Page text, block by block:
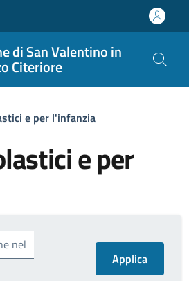
di San Valentino in
Citeriore
e per l'infanzia
e per
nel